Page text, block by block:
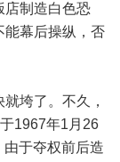
店制造白色恐
能幕后操纵，否
垮了。不久，
1967年1月26
由于夺权前后造